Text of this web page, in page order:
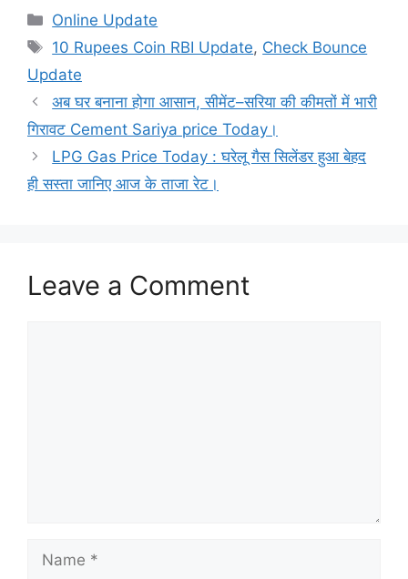
Categories
Online Update
Tags
10 Rupees Coin RBI Update, Check Bounce
Update
अब घर बनाना होगा आसान, सीमेंट–सरिया की कीमतों में भारी
गिरावट Cement Sariya price Today।
LPG Gas Price Today : घरेलू गैस सिलेंडर हुआ बेहद
ही सस्ता जानिए आज के ताजा रेट।
Leave a Comment